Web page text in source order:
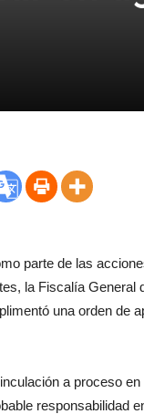
parte de las
la Fiscalía General
una orden de
a proceso
responsabilidad